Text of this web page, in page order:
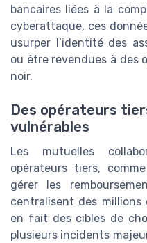
bancaires liées à la
cyberattaque, ces
usurper l’identité des
ou être revendues à des
noir.
Des opérateurs
vulnérables
Les mutuelles
opérateurs tiers,
gérer les
centralisent des millions
en fait des cibles de
plusieurs incidents